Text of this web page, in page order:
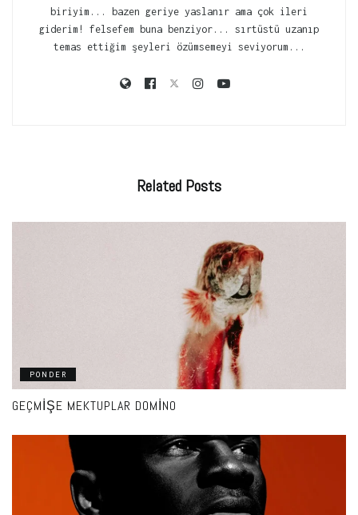
biriyim... bazen geriye yaslanır ama çok ileri
giderim! felsefem buna benziyor... sırtüstü uzanıp
temas ettiğim şeyleri özümsemeyi seviyorum...
Related Posts
PONDER
GEÇMIŞE MEKTUPLAR DOMINO